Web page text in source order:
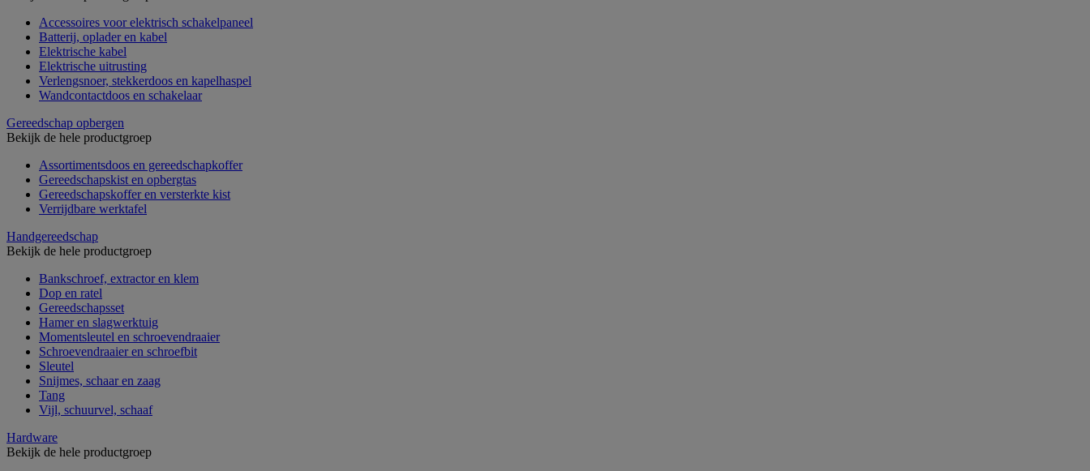
Accessoires voor elektrisch schakelpaneel
Batterij, oplader en kabel
Elektrische kabel
Elektrische uitrusting
Verlengsnoer, stekkerdoos en kapelhaspel
Wandcontactdoos en schakelaar
Gereedschap opbergen
Bekijk de hele productgroep
Assortimentsdoos en gereedschapkoffer
Gereedschapskist en opbergtas
Gereedschapskoffer en versterkte kist
Verrijdbare werktafel
Handgereedschap
Bekijk de hele productgroep
Bankschroef, extractor en klem
Dop en ratel
Gereedschapsset
Hamer en slagwerktuig
Momentsleutel en schroevendraaier
Schroevendraaier en schroefbit
Sleutel
Snijmes, schaar en zaag
Tang
Vijl, schuurvel, schaaf
Hardware
Bekijk de hele productgroep